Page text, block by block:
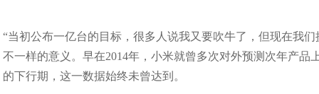
“当初公布一亿台的目标，很多人说我又要吹牛了，但现在我
不一样的意义。早在2014年，小米就曾多次对外预测次年产
的下行期，这一数据始终未曾达到。